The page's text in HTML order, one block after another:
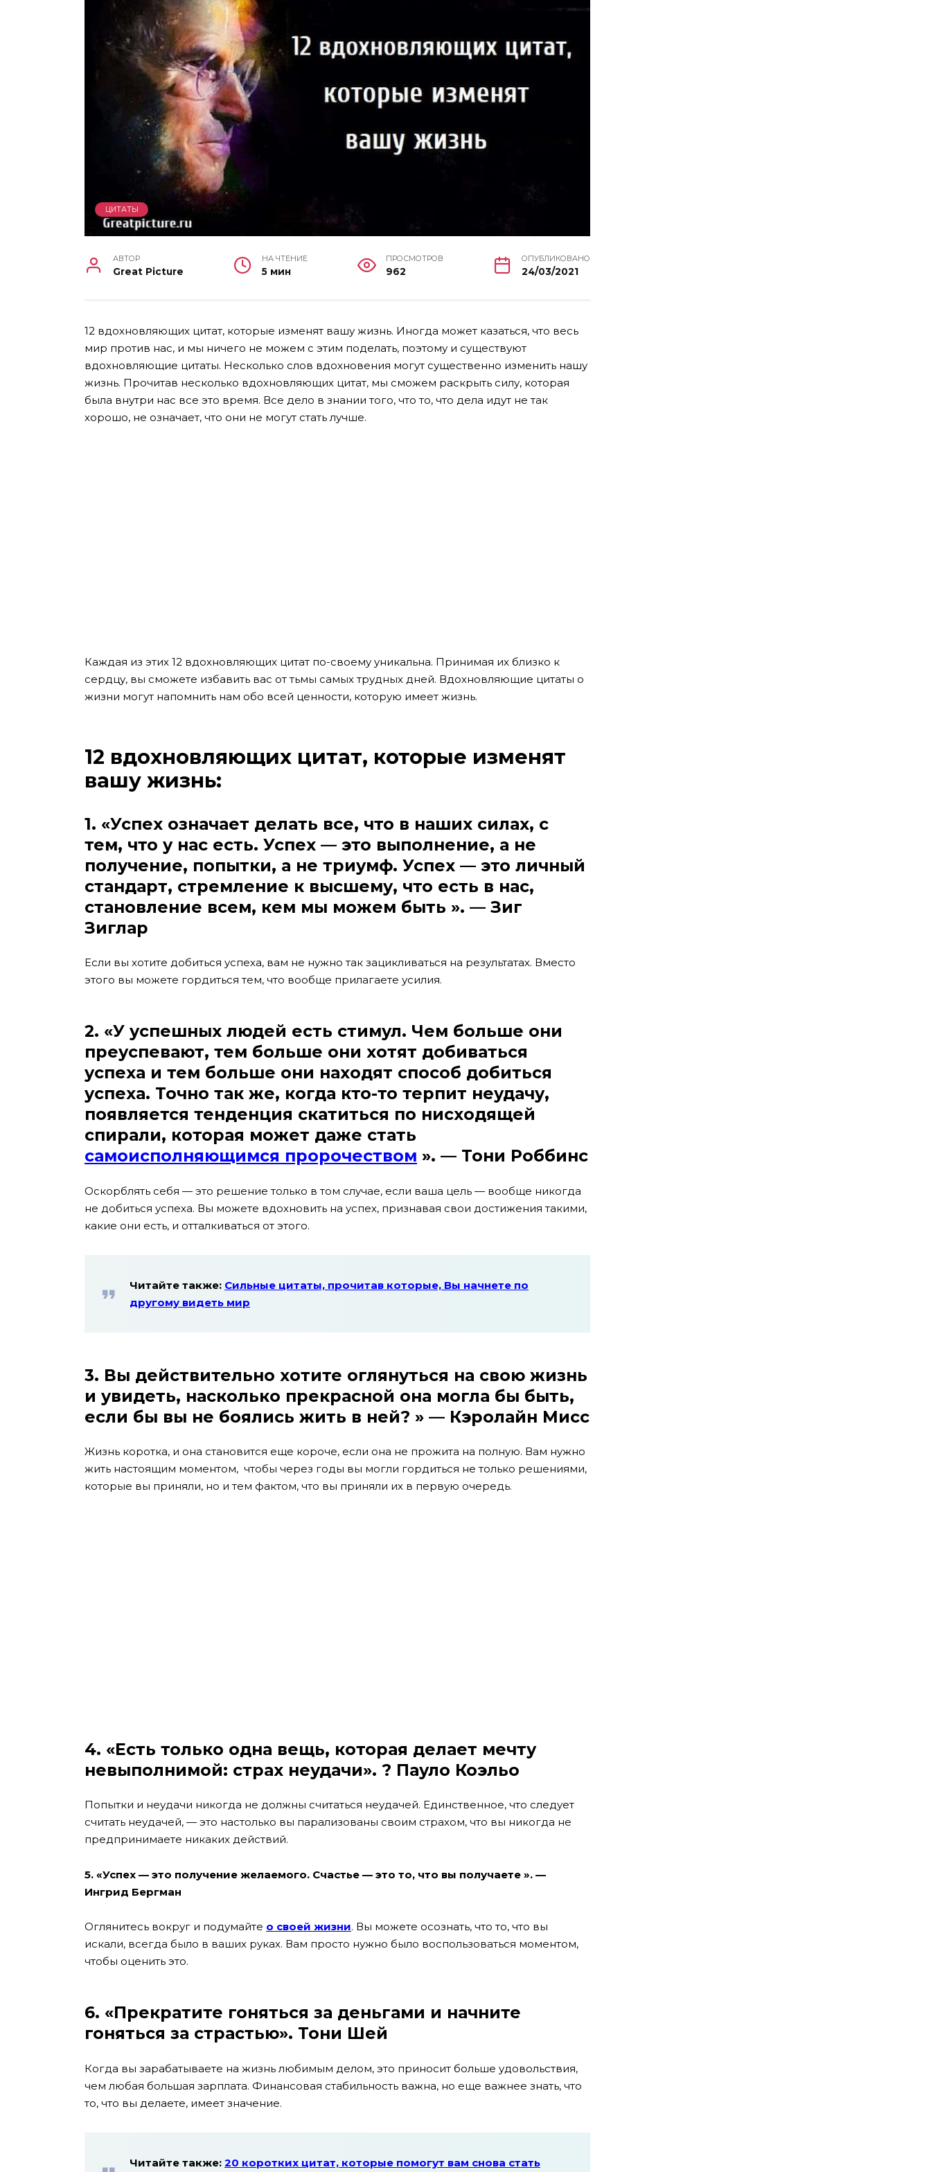
ЦИТАТЫ
АВТОР
Great Picture
НА ЧТЕНИЕ
5 мин
ПРОСМОТРОВ
962
ОПУБЛИКОВАНО
24/03/2021
12 вдохновляющих цитат, которые изменят вашу жизнь. Иногда может казаться, что весь
мир против нас, и мы ничего не можем с этим поделать, поэтому и существуют
вдохновляющие цитаты. Несколько слов вдохновения могут существенно изменить нашу
жизнь. Прочитав несколько вдохновляющих цитат, мы сможем раскрыть силу, которая
была внутри нас все это время. Все дело в знании того, что то, что дела идут не так
хорошо, не означает, что они не могут стать лучше.
Каждая из этих 12 вдохновляющих цитат по-своему уникальна. Принимая их близко к
сердцу, вы сможете избавить вас от тьмы самых трудных дней. Вдохновляющие цитаты о
жизни могут напомнить нам обо всей ценности, которую имеет жизнь.
12 вдохновляющих цитат, которые изменят
вашу жизнь:
1. «Успех означает делать все, что в наших силах, с
тем, что у нас есть. Успех — это выполнение, а не
получение, попытки, а не триумф. Успех — это личный
стандарт, стремление к высшему, что есть в нас,
становление всем, кем мы можем быть ». — Зиг
Зиглар
Если вы хотите добиться успеха, вам не нужно так зацикливаться на результатах. Вместо
этого вы можете гордиться тем, что вообще прилагаете усилия.
2. «У успешных людей есть стимул. Чем больше они
преуспевают, тем больше они хотят добиваться
успеха и тем больше они находят способ добиться
успеха. Точно так же, когда кто-то терпит неудачу,
появляется тенденция скатиться по нисходящей
спирали, которая может даже стать
самоисполняющимся пророчеством ». — Тони Роббинс
Оскорблять себя — это решение только в том случае, если ваша цель — вообще никогда
не добиться успеха. Вы можете вдохновить на успех, признавая свои достижения такими,
какие они есть, и отталкиваться от этого.
Читайте также: Сильные цитаты, прочитав которые, Вы начнете по
другому видеть мир
3. Вы действительно хотите оглянуться на свою жизнь
и увидеть, насколько прекрасной она могла бы быть,
если бы вы не боялись жить в ней? » — Кэролайн Мисс
Жизнь коротка, и она становится еще короче, если она не прожита на полную. Вам нужно
жить настоящим моментом, чтобы через годы вы могли гордиться не только решениями,
которые вы приняли, но и тем фактом, что вы приняли их в первую очередь.
4. «Есть только одна вещь, которая делает мечту
невыполнимой: страх неудачи». ? Пауло Коэльо
Попытки и неудачи никогда не должны считаться неудачей. Единственное, что следует
считать неудачей, — это настолько вы парализованы своим страхом, что вы никогда не
предпринимаете никаких действий.
5. «Успех — это получение желаемого. Счастье — это то, что вы получаете ». —
Ингрид Бергман
Оглянитесь вокруг и подумайте о своей жизни. Вы можете осознать, что то, что вы
искали, всегда было в ваших руках. Вам просто нужно было воспользоваться моментом,
чтобы оценить это.
6. «Прекратите гоняться за деньгами и начните
гоняться за страстью». Тони Шей
Когда вы зарабатываете на жизнь любимым делом, это приносит больше удовольствия,
чем любая большая зарплата. Финансовая стабильность важна, но еще важнее знать, что
то, что вы делаете, имеет значение.
Читайте также: 20 коротких цитат, которые помогут вам снова стать